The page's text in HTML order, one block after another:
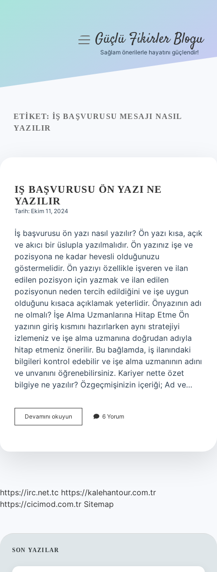
Yasal Uyarı
menüyüGüçlü Fikirler Blogu
Sağlam önerilerle hayatını güçlendir!
ETIKET: İŞ BAŞVURUSU MESAJI NASIL
YAZILIR
IŞ BAŞVURUSU ÖN YAZI NE
YAZILIR
Tarih: Ekim 11, 2024
İş başvurusu ön yazı nasıl yazılır? Ön yazı kısa, açık
ve akıcı bir üslupla yazılmalıdır. Ön yazınız işe ve
pozisyona ne kadar hevesli olduğunuzu
göstermelidir. Ön yazıyı özellikle işveren ve ilan
edilen pozisyon için yazmak ve ilan edilen
pozisyonun neden tercih edildiğini ve işe uygun
olduğunu kısaca açıklamak yeterlidir. Önyazının adı
ne olmalı? İşe Alma Uzmanlarına Hitap Etme Ön
yazının giriş kısmını hazırlarken aynı stratejiyi
izlemeniz ve işe alma uzmanına doğrudan adıyla
hitap etmeniz önerilir. Bu bağlamda, iş ilanındaki
bilgileri kontrol edebilir ve işe alma uzmanının adını
ve unvanını öğrenebilirsiniz. Kariyer nette özet
bilgiye ne yazılır? Özgeçmişinizin içeriği; Ad ve…
Devamını okuyun
Başvurusu
Ne
6 Yorum
https://irc.net.tc https://kalehantour.com.tr
https://cicimod.com.tr Sitemap
SIDEBAR
SON YAZILAR